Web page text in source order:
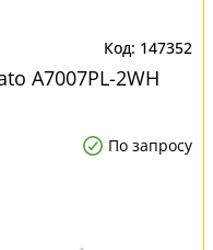
147352
A7007PL-2WH
По запросу